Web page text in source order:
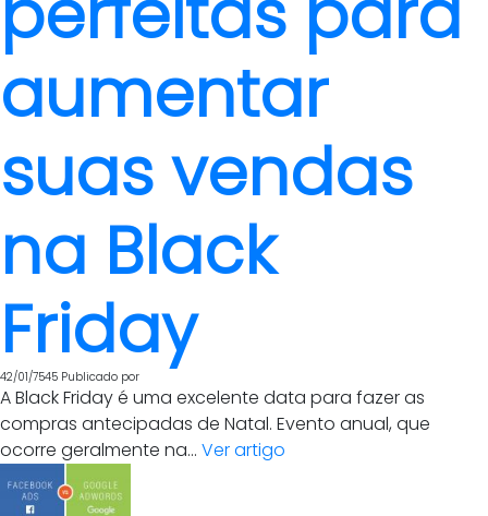
aumentar
suas vendas
na Black
Friday
42/01/7545 Publicado por
A Black Friday é uma excelente data para fazer as
compras antecipadas de Natal. Evento anual, que
ocorre geralmente na... Ver artigo